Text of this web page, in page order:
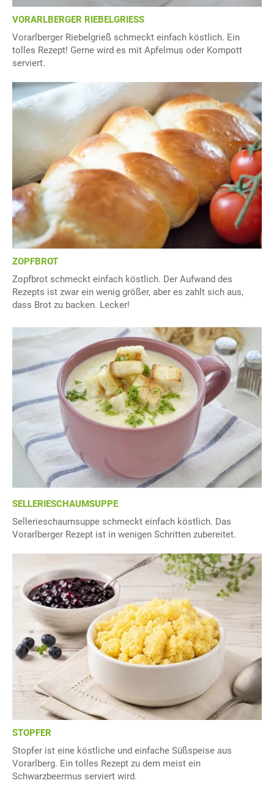
VORARLBERGER RIEBELGRIESS
Vorarlberger Riebelgrieß schmeckt einfach köstlich. Ein
tolles Rezept! Gerne wird es mit Apfelmus oder Kompott
serviert.
ZOPFBROT
Zopfbrot schmeckt einfach köstlich. Der Aufwand des
Rezepts ist zwar ein wenig größer, aber es zahlt sich aus,
dass Brot zu backen. Lecker!
SELLERIESCHAUMSUPPE
Sellerieschaumsuppe schmeckt einfach köstlich. Das
Vorarlberger Rezept ist in wenigen Schritten zubereitet.
STOPFER
Stopfer ist eine köstliche und einfache Süßspeise aus
Vorarlberg. Ein tolles Rezept zu dem meist ein
Schwarzbeermus serviert wird.